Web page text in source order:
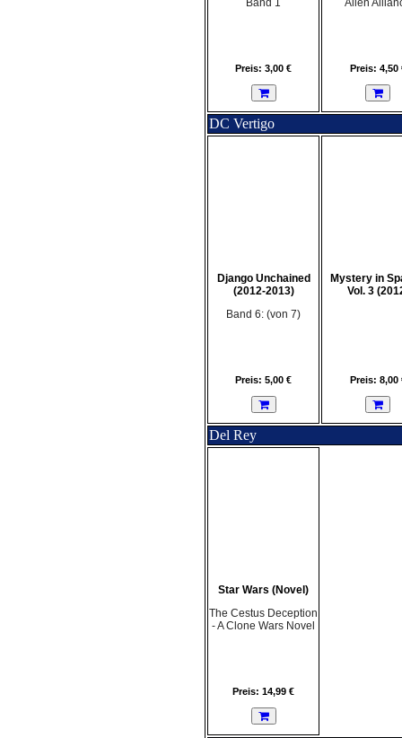
Band 1
Preis: 3,00 €
Alien
Preis: 4,50
DC Vertigo
Django Unchained
(2012-2013)
Band 6: (von 7)
Preis: 5,00 €
Mystery in
Vol. 3
Preis: 8,00
Del Rey
Star Wars (Novel)
The Cestus Deception
- A Clone Wars Novel
Preis: 14,99 €